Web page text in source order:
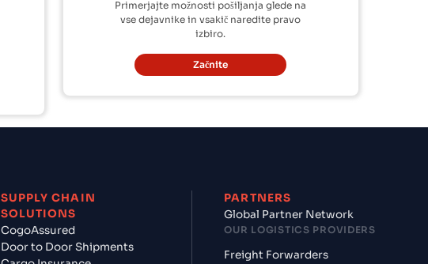
Primerjajte možnosti pošiljanja glede na
vse dejavnike in vsakič naredite pravo
izbiro.
Začnite
SUPPLY CHAIN
SOLUTIONS
CogoAssured
Door to Door Shipments
PARTNERS
Global Partner Network
OUR LOGISTICS PROVIDERS
Freight Forwarders